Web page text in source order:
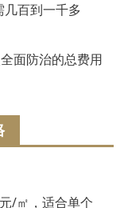
百到一千多
面防治的总费用
/㎡，适合单个